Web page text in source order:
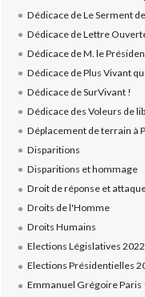
Dédicace de Le Serment
Dédicace de Lettre
Dédicace de M. le
Dédicace de Plus Vivant
Dédicace de SurVivant !
Dédicace des Voleurs de
Déplacement de terrain à
Disparitions
Disparitions et hommage
Droit de réponse et
Droits de l'Homme
Droits Humains
Elections Législatives 2022
Elections Présidentielles
Emmanuel Grégoire Paris